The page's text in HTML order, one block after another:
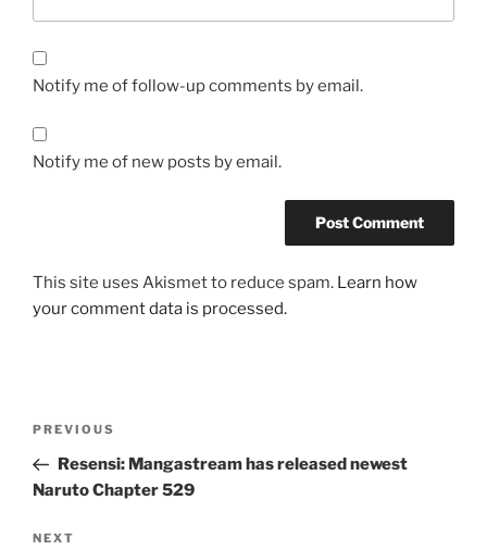
Notify me of follow-up comments by email.
Notify me of new posts by email.
This site uses Akismet to reduce spam. Learn how
your comment data is processed.
Previous
Post
PREVIOUS
Resensi: Mangastream has released newest
Naruto Chapter 529
Next
NEXT